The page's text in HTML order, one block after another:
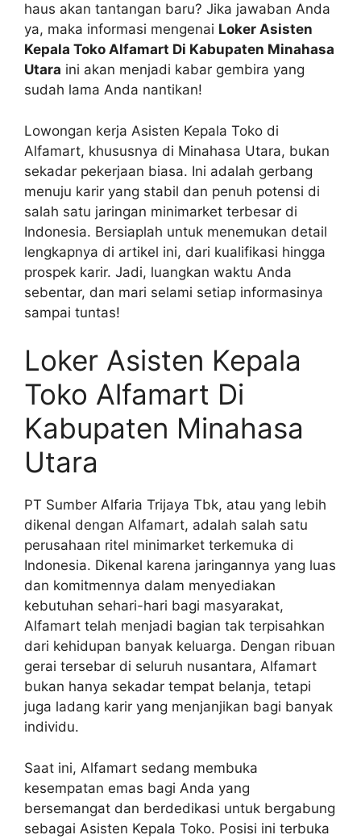
haus akan tantangan baru? Jika jawaban Anda
ya, maka informasi mengenai Loker Asisten
Kepala Toko Alfamart Di Kabupaten Minahasa
Utara ini akan menjadi kabar gembira yang
sudah lama Anda nantikan!
Lowongan kerja Asisten Kepala Toko di
Alfamart, khususnya di Minahasa Utara, bukan
sekadar pekerjaan biasa. Ini adalah gerbang
menuju karir yang stabil dan penuh potensi di
salah satu jaringan minimarket terbesar di
Indonesia. Bersiaplah untuk menemukan detail
lengkapnya di artikel ini, dari kualifikasi hingga
prospek karir. Jadi, luangkan waktu Anda
sebentar, dan mari selami setiap informasinya
sampai tuntas!
Loker Asisten Kepala
Toko Alfamart Di
Kabupaten Minahasa
Utara
PT Sumber Alfaria Trijaya Tbk, atau yang lebih
dikenal dengan Alfamart, adalah salah satu
perusahaan ritel minimarket terkemuka di
Indonesia. Dikenal karena jaringannya yang luas
dan komitmennya dalam menyediakan
kebutuhan sehari-hari bagi masyarakat,
Alfamart telah menjadi bagian tak terpisahkan
dari kehidupan banyak keluarga. Dengan ribuan
gerai tersebar di seluruh nusantara, Alfamart
bukan hanya sekadar tempat belanja, tetapi
juga ladang karir yang menjanjikan bagi banyak
individu.
Saat ini, Alfamart sedang membuka
kesempatan emas bagi Anda yang
bersemangat dan berdedikasi untuk bergabung
sebagai Asisten Kepala Toko. Posisi ini terbuka